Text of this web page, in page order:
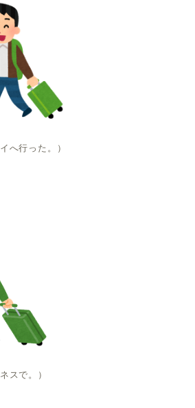
へ行った。）
スで。）